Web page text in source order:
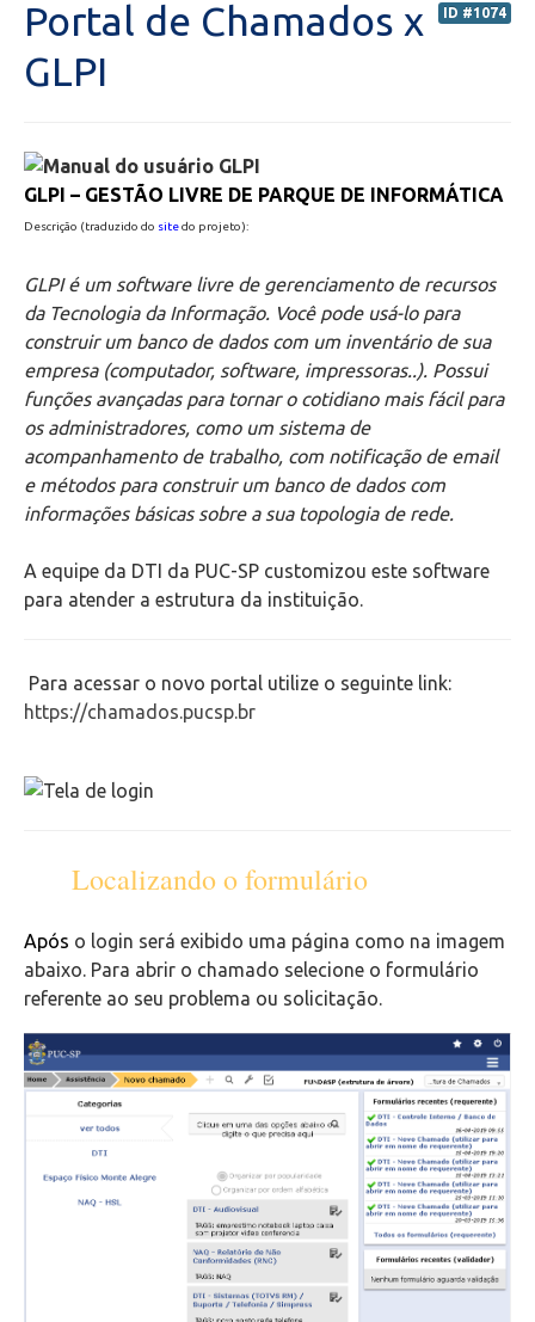
Biblioteca
Wifi
EAD
Suporte
Microsoft Outlook
Configuração de softwares para leitura de e-mails
Configuração e Instalação de Equipamentos
Portal de Chamados
VPN
Outlook Web
Videoconferência
Telefonia
Office 365
Intercâmbio
ID #1074
Portal de Chamados x
GLPI
GLPI – GESTÃO LIVRE DE PARQUE DE INFORMÁTICA
Descrição (traduzido do sitedo projeto):
GLPI é um software livre de gerenciamento de recursos
da Tecnologia da Informação. Você pode usá-lo para
construir um banco de dados com um inventário de sua
empresa (computador, software, impressoras..). Possui
funções avançadas para tornar o cotidiano mais fácil para
os administradores, como um sistema de
acompanhamento de trabalho, com notificação de email
e métodos para construir um banco de dados com
informações básicas sobre a sua topologia de rede.
A equipe da DTI da PUC-SP customizou este software
para atender a estrutura da instituição.
Para acessar o novo portal utilize o seguinte link:
https://chamados.pucsp.br
Localizando o formulário
Após o login será exibido uma página como na imagem
abaixo. Para abrir o chamado selecione o formulário
referente ao seu problema ou solicitação.